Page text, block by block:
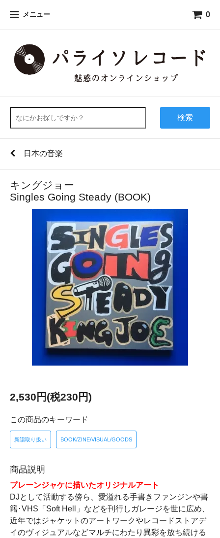
メニュー 0
検索
日本の音楽
キングジョー
Singles Going Steady (BOOK)
2,530円(税230円)
この商品のキーワード
新譜取り扱い BOOK/ZINE/VISUAL/GOODS
商品説明
プレーンジャケに描いたオリジナルアート
DJとして活動する傍ら、愛溢れる手書きファンジンや書
籍･VHS「Soft Hell」などを刊行しガレージを世に広め、
近年ではジャケットのアートワークやレコードストアデ
イのヴィジュアルなどマルチにわたり異彩を放ち続ける